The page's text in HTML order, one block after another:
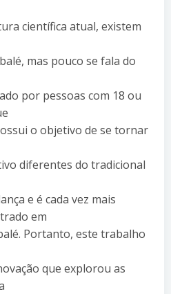
científica atual, existem
mas pouco se fala do
por pessoas com 18 ou
o objetivo de se tornar
diferentes do tradicional
e é cada vez mais
em
Portanto, este trabalho
que explorou as